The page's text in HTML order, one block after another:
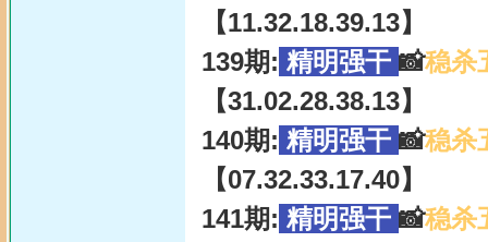
【11.32.18.39.13】
139期: 精明强干 📸稳杀
【31.02.28.38.13】
140期: 精明强干 📸稳杀
【07.32.33.17.40】
141期: 精明强干 📸稳杀